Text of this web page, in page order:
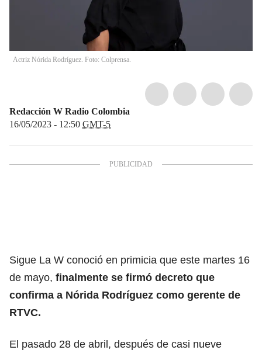
Actriz Nórida Rodríguez. Foto: Colprensa.
Redacción W Radio Colombia
16/05/2023 - 12:50 GMT-5
Sigue La W conoció en primicia que este martes 16
de mayo, finalmente se firmó decreto que
confirma a Nórida Rodríguez como gerente de
RTVC.
El pasado 28 de abril, después de casi nueve